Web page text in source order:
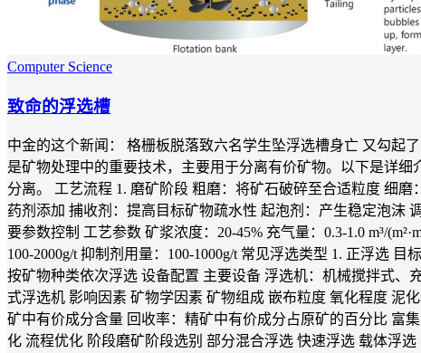
Computer Science
致命的浮选槽
中金的这个新闻： 格栅板脱落致六名学生坠浮选槽身亡 又勾起
是矿物处理中的重要技术，主要用于分离有价矿物。以下是详
分离。 工艺流程 1. 磨矿阶段 粗磨：将矿石破碎至合适粒度 细
药剂添加 捕收剂：提高目标矿物疏水性 起泡剂：产生稳定泡沫
要参数控制 工艺参数 矿浆浓度：20-45% 充气量：0.3-1.0 m³/
100-2000g/t 抑制剂用量：100-1000g/t 常见浮选类型 1. 正浮选
按矿物种类依次浮选 设备配置 主要设备 浮选机：机械搅拌式、
式浮选机 影响因素 矿物学因素 矿物组成 嵌布粒度 氧化程度 泥
矿中有价成分含量 回收率：精矿中有价成分占原矿的百分比 富
化 流程优化 阶段磨矿阶段选别 部分混合浮选 快速浮选 载体浮